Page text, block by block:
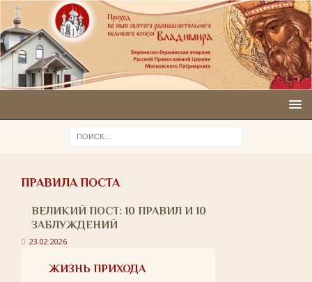
ПРАВИЛА ПОСТА
ВЕЛИКИЙ ПОСТ: 10 ПРАВИЛ И 10
ЗАБЛУЖДЕНИЙ
23.02.2026
ЖИЗНЬ ПРИХОДА